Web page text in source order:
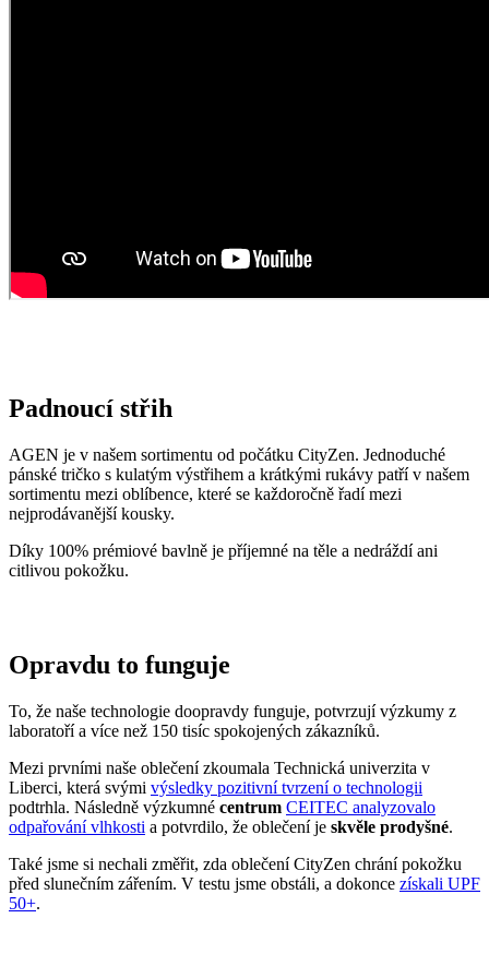
Padnoucí střih
AGEN je v našem sortimentu od počátku CityZen. Jednoduché
pánské tričko s kulatým výstřihem a krátkými rukávy patří v našem
sortimentu mezi oblíbence, které se každoročně řadí mezi
nejprodávanější kousky.
Díky 100% prémiové bavlně je příjemné na těle a nedráždí ani
citlivou pokožku.
Opravdu to funguje
To, že naše technologie doopravdy funguje, potvrzují výzkumy z
laboratoří a více než 150 tisíc spokojených zákazníků.
Mezi prvními naše oblečení zkoumala Technická univerzita v
Liberci, která svými výsledky pozitivní tvrzení o technologii
podtrhla. Následně výzkumné centrum CEITEC analyzovalo
odpařování vlhkosti a potvrdilo, že oblečení je skvěle prodyšné.
Také jsme si nechali změřit, zda oblečení CityZen chrání pokožku
před slunečním zářením. V testu jsme obstáli, a dokonce získali UPF
50+.